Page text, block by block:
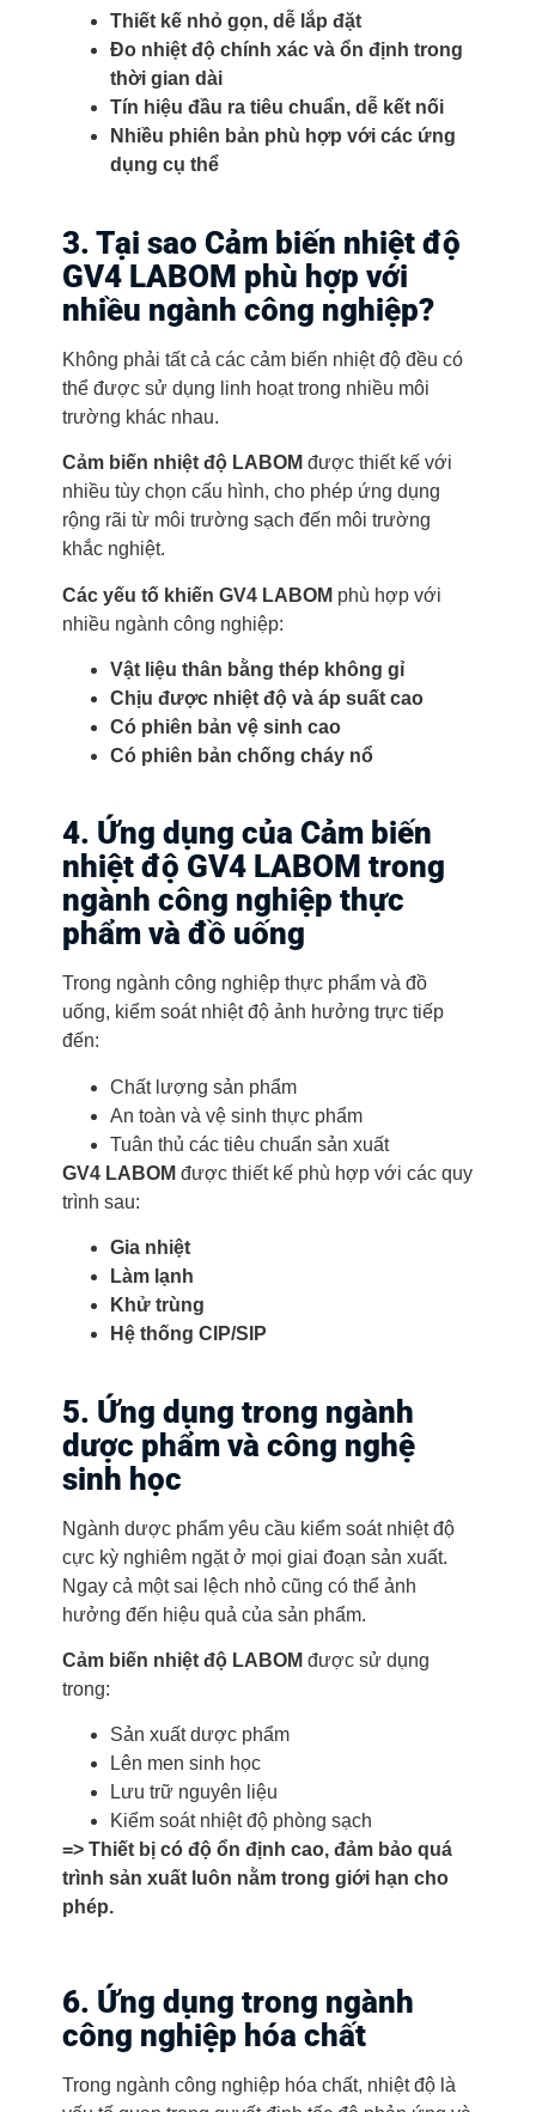
Thiết kế nhỏ gọn, dễ lắp đặt
Đo nhiệt độ chính xác và ổn định trong
thời gian dài
Tín hiệu đầu ra tiêu chuẩn, dễ kết nối
Nhiều phiên bản phù hợp với các ứng
dụng cụ thể
3. Tại sao Cảm biến nhiệt độ
GV4 LABOM phù hợp với
nhiều ngành công nghiệp?
Không phải tất cả các cảm biến nhiệt độ đều có
thể được sử dụng linh hoạt trong nhiều môi
trường khác nhau.
Cảm biến nhiệt độ LABOM được thiết kế với
nhiều tùy chọn cấu hình, cho phép ứng dụng
rộng rãi từ môi trường sạch đến môi trường
khắc nghiệt.
Các yếu tố khiến GV4 LABOM phù hợp với
nhiều ngành công nghiệp:
Vật liệu thân bằng thép không gỉ
Chịu được nhiệt độ và áp suất cao
Có phiên bản vệ sinh cao
Có phiên bản chống cháy nổ
4. Ứng dụng của Cảm biến
nhiệt độ GV4 LABOM trong
ngành công nghiệp thực
phẩm và đồ uống
Trong ngành công nghiệp thực phẩm và đồ
uống, kiểm soát nhiệt độ ảnh hưởng trực tiếp
đến:
Chất lượng sản phẩm
An toàn và vệ sinh thực phẩm
Tuân thủ các tiêu chuẩn sản xuất
GV4 LABOM được thiết kế phù hợp với các quy
trình sau:
Gia nhiệt
Làm lạnh
Khử trùng
Hệ thống CIP/SIP
5. Ứng dụng trong ngành
dược phẩm và công nghệ
sinh học
Ngành dược phẩm yêu cầu kiểm soát nhiệt độ
cực kỳ nghiêm ngặt ở mọi giai đoạn sản xuất.
Ngay cả một sai lệch nhỏ cũng có thể ảnh
hưởng đến hiệu quả của sản phẩm.
Cảm biến nhiệt độ LABOM được sử dụng
trong:
Sản xuất dược phẩm
Lên men sinh học
Lưu trữ nguyên liệu
Kiểm soát nhiệt độ phòng sạch
=> Thiết bị có độ ổn định cao, đảm bảo quá
trình sản xuất luôn nằm trong giới hạn cho
phép.
6. Ứng dụng trong ngành
công nghiệp hóa chất
Trong ngành công nghiệp hóa chất, nhiệt độ là